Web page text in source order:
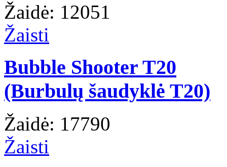
Žaidė: 12051
Žaisti
Bubble Shooter T20
(Burbulų šaudyklė T20)
Žaidė: 17790
Žaisti